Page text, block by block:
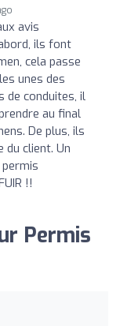
avis
ils font
cela passe
unes des
de conduites, il
au final
De plus, ils
client. Un
!!
Permis